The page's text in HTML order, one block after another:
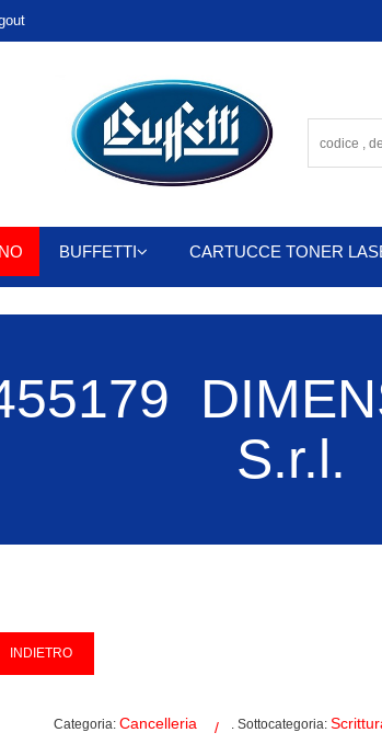
BUFFETTI CARTUCCE TONER
S.r.l.
Categoria: Cancelleria . Sottocategoria: